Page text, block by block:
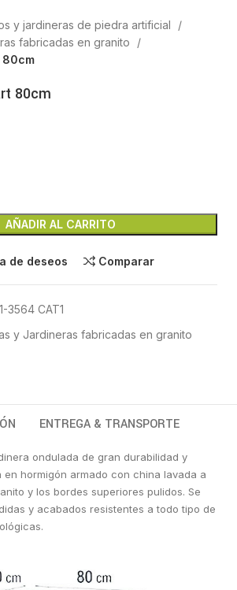
y jardineras de piedra artificial
fabricadas en granito
80cm
80cm
AÑADIR AL CARRITO
de deseos Comparar
3564 CAT1
y Jardineras fabricadas en granito
ENTREGA & TRANSPORTE
ondulada de gran durabilidad y
hormigón armado con china lavada a
y los bordes superiores pulidos. Se
y acabados resistentes a todo tipo de